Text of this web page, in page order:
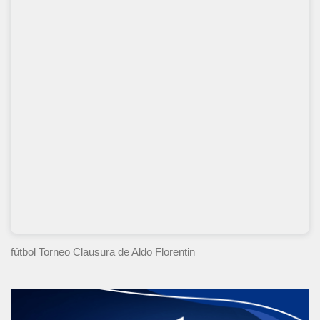
fútbol Torneo Clausura de Aldo Florentin